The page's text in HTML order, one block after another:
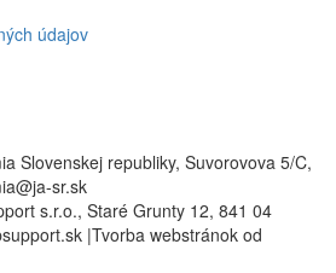
údajov
Slovenskej republiky, Suvorovova 5/C,
sr.sk
s.r.o., Staré Grunty 12, 841 04
|Tvorba webstránok od